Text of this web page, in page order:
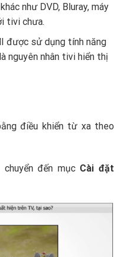
như DVD, Bluray, máy
tivi chưa.
được sử dụng tính năng
nguyên nhân tivi hiển thị
điều khiển từ xa theo
đến mục Cài đặt